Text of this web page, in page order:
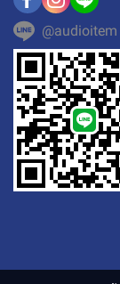
@audioitem